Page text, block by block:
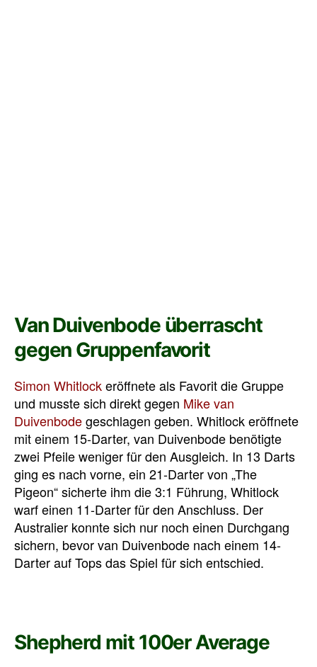
Van Duivenbode überrascht
gegen Gruppenfavorit
Simon Whitlockeröffnete als Favorit die Gruppe
und musste sich direkt gegen Mike van
Duivenbodegeschlagen geben. Whitlock eröffnete
mit einem 15-Darter, van Duivenbode benötigte
zwei Pfeile weniger für den Ausgleich. In 13 Darts
ging es nach vorne, ein 21-Darter von „The
Pigeon“ sicherte ihm die 3:1 Führung, Whitlock
warf einen 11-Darter für den Anschluss. Der
Australier konnte sich nur noch einen Durchgang
sichern, bevor van Duivenbode nach einem 14-
Darter auf Tops das Spiel für sich entschied.
Shepherd mit 100er Average